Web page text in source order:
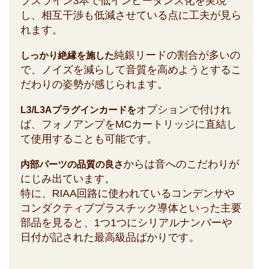
し、相互干渉も低減させている点に工夫が見ら
れます。
しっかり絶縁を施した純銀リードの割合が多いの
で、ノイズを減らして音質を高めようとするこ
だわりの姿勢が感じられます。
L3/L3Aプラグインカードをオプションで付けれ
ば、フォノアンプをMCカートリッジに直結し
て使用することも可能です。
内部パーツの品質の良さからは音へのこだわりが
にじみ出ています。
特に、RIAA回路に使われているコンデンサや
コンダクティブプラスチック導体といった主要
部品を見ると、1つ1つにシリアルナンバーや
日付が記された最高級品ばかりです。